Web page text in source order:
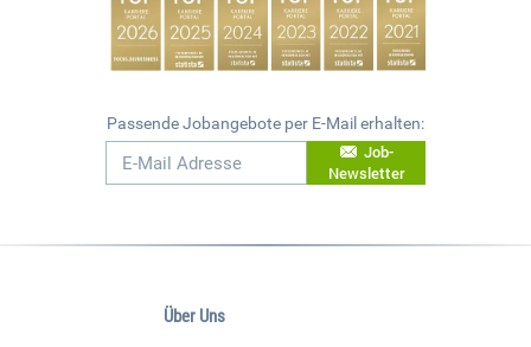
Passende Jobangebote per E-Mail erhalten:
Job-
Newsletter
Über Uns